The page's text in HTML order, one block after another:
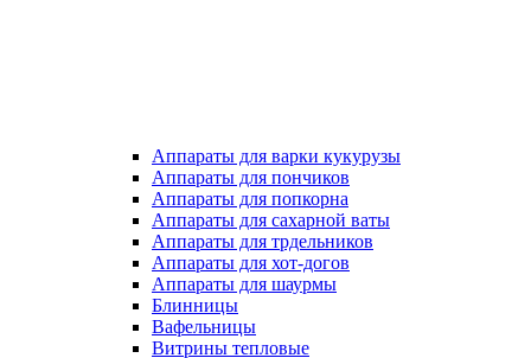
Аппараты для варки кукурузы
Аппараты для пончиков
Аппараты для попкорна
Аппараты для сахарной ваты
Аппараты для трдельников
Аппараты для хот-догов
Аппараты для шаурмы
Блинницы
Вафельницы
Витрины тепловые